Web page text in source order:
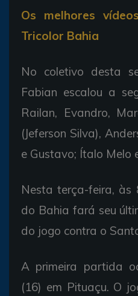
Os melhores
Tricolor Bahia
No coletivo desta
Fabian escalou a
Railan, Evandro,
(Jeferson Silva),
e Gustavo; Ítalo Melo
Nesta terça-feira, às
do Bahia fará seu
do jogo contra o
A primeira partida
(16) em Pituaçu. O